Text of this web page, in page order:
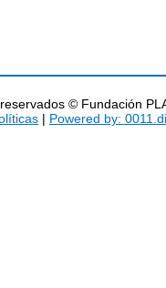
© Fundación
| Powered by: